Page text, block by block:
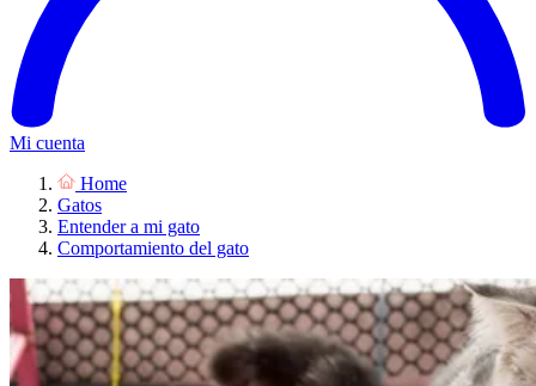
Mi cuenta
Home
Gatos
Entender a mi gato
Comportamiento del gato